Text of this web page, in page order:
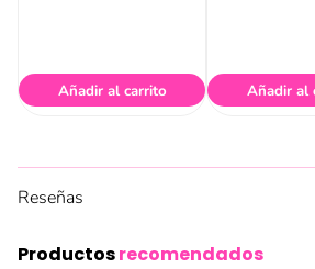
Añadir al carrito Añadir al
Reseñas
Productosrecomendados